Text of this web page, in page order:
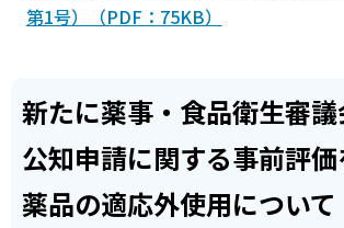
第1号）（PDF：75KB）
新たに薬事・食品衛生審
公知申請に関する事前評
薬品の適応外使用につい